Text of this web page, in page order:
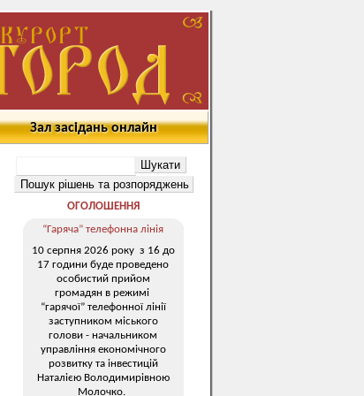
Зал засідань онлайн
ОГОЛОШЕННЯ
“Гаряча” телефонна лінія
10 серпня 2026 року з 16 до
17 години буде проведено
особистий прийом
громадян в режимі
“гарячої” телефонної лінії
заступником міського
голови - начальником
управління економічного
розвитку та інвестицій
Наталією Володимирівною
Молочко.